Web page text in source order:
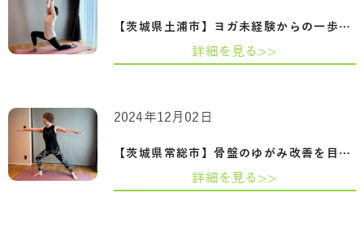
【茨城県土浦市】ヨガ未経験からの一歩。…
詳細を見る>>
【茨城県常総市】骨盤のゆがみ改善を目指…
2024年12月02日
詳細を見る>>